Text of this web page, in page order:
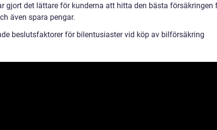
gjort det lättare för kunderna att hitta den bästa försäkringen
även spara pengar.
beslutsfaktorer för bilentusiaster vid köp av bilförsäkring